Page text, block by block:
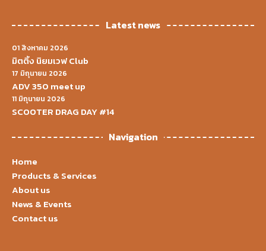
Latest news
01 สิงหาคม 2026
มิตติ้ง นิยมเวฟ Club
17 มิถุนายน 2026
ADV 350 meet up
11 มิถุนายน 2026
SCOOTER DRAG DAY #14
Navigation
Home
Products & Services
About us
News & Events
Contact us